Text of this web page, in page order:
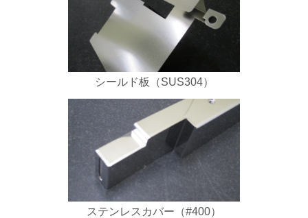
シールド板（SUS304）
ステンレスカバー（#400）